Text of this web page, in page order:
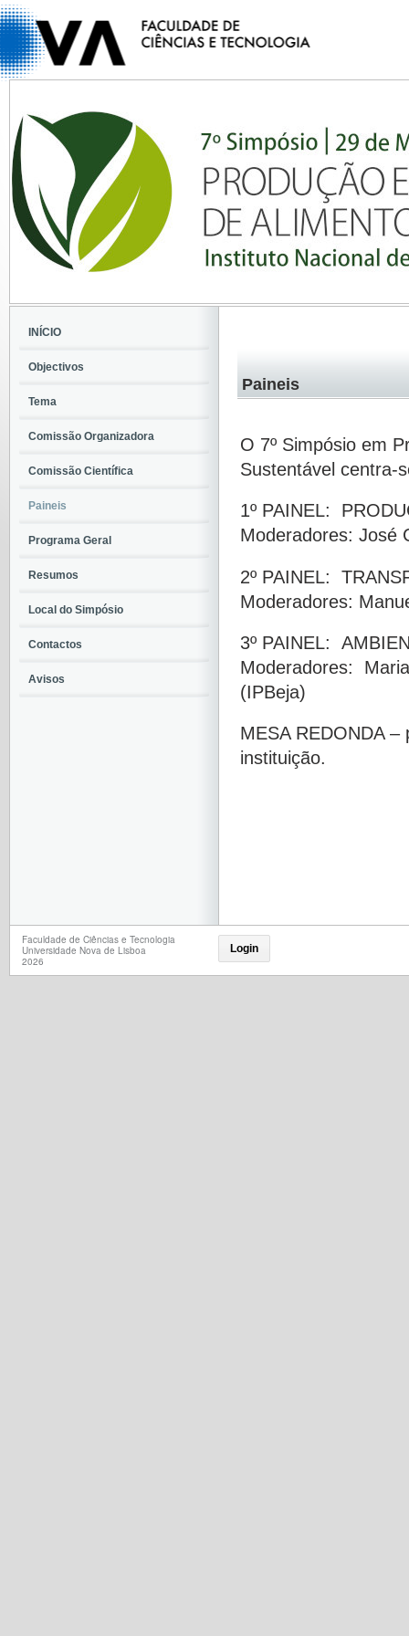
Paineis
O 7º Simpósio em
Sustentável centra-
1º PAINEL:
Moderadores: José
2º PAINEL:
Moderadores:
3º PAINEL:
Moderadores:
(IPBeja)
MESA REDONDA
instituição.
INÍCIO
Objectivos
Tema
Comissão Organizadora
Comissão Científica
Paineis
Programa Geral
Resumos
Local do Simpósio
Contactos
Avisos
Faculdade de Ciências e Tecnologia
Universidade Nova de Lisboa
2026
Login